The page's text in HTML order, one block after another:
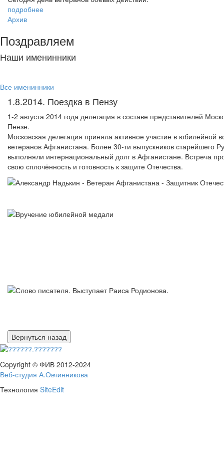
подробнее
Архив
Поздравляем
Наши именинники
Все именинники
1.8.2014. Поездка в Пензу
1-2 августа 2014 года делегация в составе представителей
Пензе.
Московская делегация приняла активное участие в юбилейной
ветеранов Афганистана. Более 30-ти выпускников старейшего
выполняли интернациональный долг в Афганистане. Встреча
свою сплочённость и готовность к защите Отечества.
Copyright © ФИВ 2012-2024
Веб-студия А.Овчинникова
Технология SiteEdit